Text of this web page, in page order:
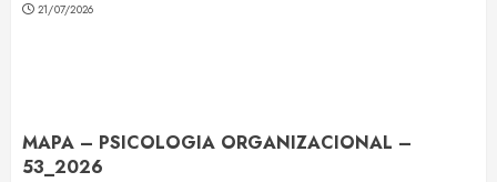
21/07/2026
MAPA – PSICOLOGIA ORGANIZACIONAL –
53_2026